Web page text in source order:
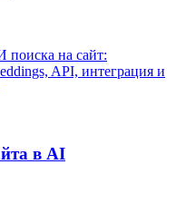
поиска на сайт:
API, интеграция и
в AI